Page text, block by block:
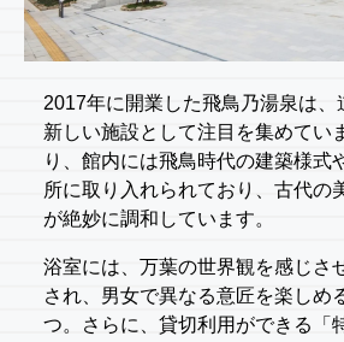
2017年に開業した飛鳥乃湯泉は、
新しい施設として注目を集めてい
り、館内には飛鳥時代の建築様式
所に取り入れられており、古代の
が絶妙に調和しています。
浴室には、万葉の世界観を感じさ
され、男女で異なる意匠を楽しめ
つ。さらに、貸切利用ができる「